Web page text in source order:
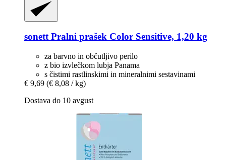
sonett Pralni prašek Color Sensitive, 1,20 kg
za barvno in občutljivo perilo
z bio izvlečkom lubja Panama
s čistimi rastlinskimi in mineralnimi sestavinami
€ 9,69 (€ 8,08 / kg)
Dostava do 10 avgust